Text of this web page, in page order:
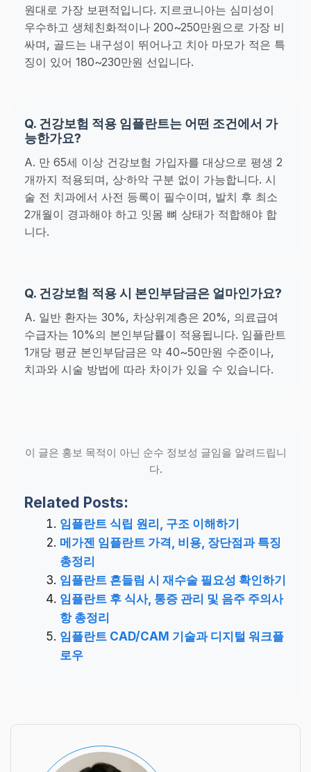
원대로 가장 보편적입니다. 지르코니아는 심미성이
우수하고 생체친화적이나 200~250만원으로 가장 비
싸며, 골드는 내구성이 뛰어나고 치아 마모가 적은 특
징이 있어 180~230만원 선입니다.
Q. 건강보험 적용 임플란트는 어떤 조건에서 가
능한가요?
A. 만 65세 이상 건강보험 가입자를 대상으로 평생 2
개까지 적용되며, 상·하악 구분 없이 가능합니다. 시
술 전 치과에서 사전 등록이 필수이며, 발치 후 최소
2개월이 경과해야 하고 잇몸 뼈 상태가 적합해야 합
니다.
Q. 건강보험 적용 시 본인부담금은 얼마인가요?
A. 일반 환자는 30%, 차상위계층은 20%, 의료급여
수급자는 10%의 본인부담률이 적용됩니다. 임플란트
1개당 평균 본인부담금은 약 40~50만원 수준이나,
치과와 시술 방법에 따라 차이가 있을 수 있습니다.
이 글은 홍보 목적이 아닌 순수 정보성 글임을 알려드립니
다.
Related Posts:
임플란트 식립 원리, 구조 이해하기
메가젠 임플란트 가격, 비용, 장단점과 특징
총정리
임플란트 흔들림 시 재수술 필요성 확인하기
임플란트 후 식사, 통증 관리 및 음주 주의사
항 총정리
임플란트 CAD/CAM 기술과 디지털 워크플
로우